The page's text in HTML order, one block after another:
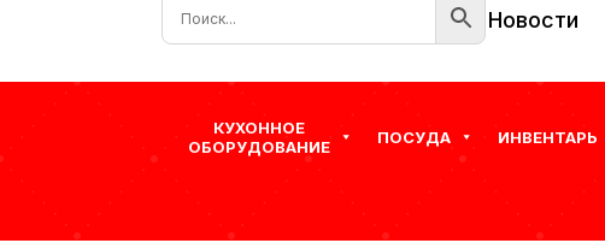
Новости
КУХОННОЕ
ОБОРУДОВАНИЕ
ПОСУДА ИНВЕНТАРЬ